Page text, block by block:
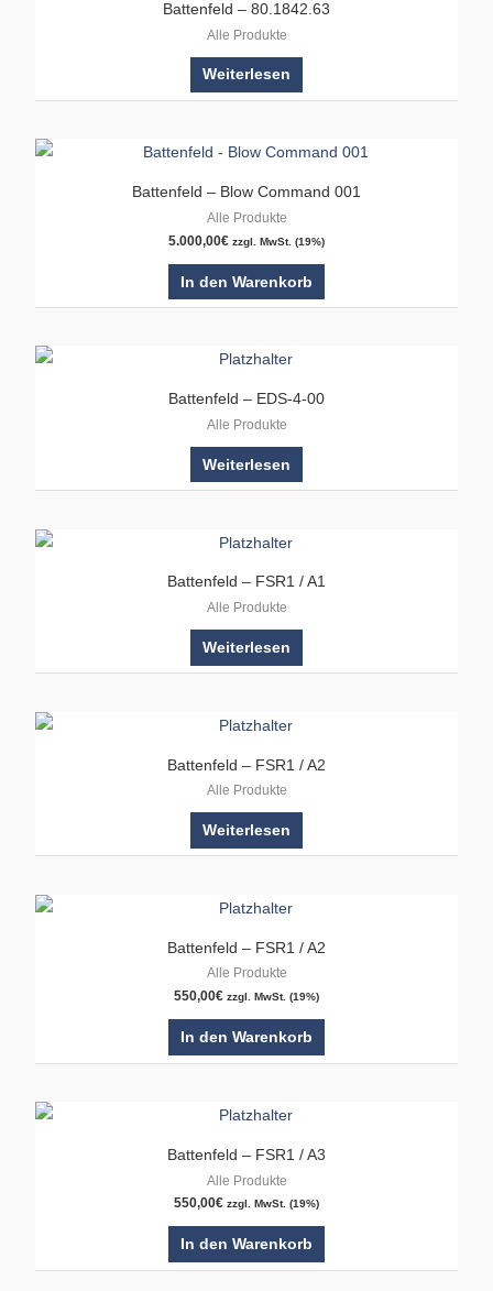
Battenfeld – 80.1842.63
Alle Produkte
Weiterlesen
Battenfeld – Blow Command 001
Alle Produkte
5.000,00€ zzgl. MwSt. (19%)
In den Warenkorb
Battenfeld – EDS-4-00
Alle Produkte
Weiterlesen
Battenfeld – FSR1 / A1
Alle Produkte
Weiterlesen
Battenfeld – FSR1 / A2
Alle Produkte
Weiterlesen
Battenfeld – FSR1 / A2
Alle Produkte
550,00€ zzgl. MwSt. (19%)
In den Warenkorb
Battenfeld – FSR1 / A3
Alle Produkte
550,00€ zzgl. MwSt. (19%)
In den Warenkorb